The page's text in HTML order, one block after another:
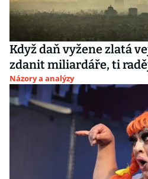
Když daň vyžene zlatá
zdanit miliardáře, ti
Názory a analýzy